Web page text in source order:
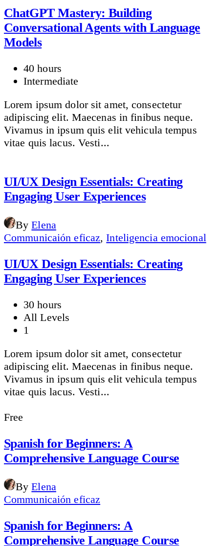
ChatGPT Mastery: Building
Conversational Agents with Language
Models
40 hours
Intermediate
Lorem ipsum dolor sit amet, consectetur
adipiscing elit. Maecenas in finibus neque.
Vivamus in ipsum quis elit vehicula tempus
vitae quis lacus. Vesti...
UI/UX Design Essentials: Creating
Engaging User Experiences
By Elena
Communicaión eficaz,Inteligencia emocional
UI/UX Design Essentials: Creating
Engaging User Experiences
30 hours
All Levels
1
Lorem ipsum dolor sit amet, consectetur
adipiscing elit. Maecenas in finibus neque.
Vivamus in ipsum quis elit vehicula tempus
vitae quis lacus. Vesti...
Free
Spanish for Beginners: A
Comprehensive Language Course
By Elena
Communicaión eficaz
Spanish for Beginners: A
Comprehensive Language Course